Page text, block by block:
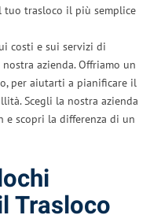
trasloco il più semplice
costi e sui servizi di
azienda. Offriamo un
per aiutarti a pianificare il
Scegli la nostra azienda
e scopri la differenza di un
Trasloco